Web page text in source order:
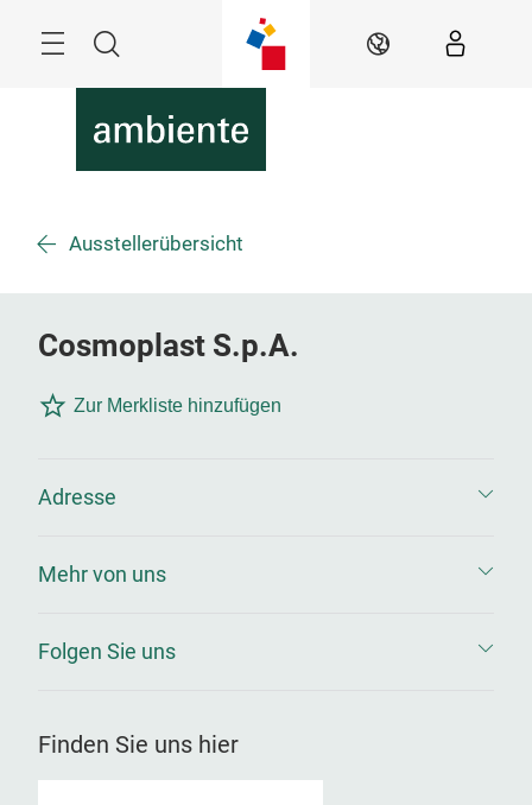
Suche DE
Ausstellerübersicht
Cosmoplast S.p.A.
Zur Merkliste hinzufügen
Adresse
Mehr von uns
Folgen Sie uns
Finden Sie uns hier